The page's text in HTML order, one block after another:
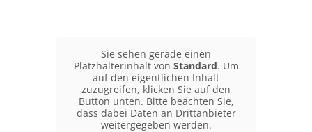
Sie sehen gerade einen
Platzhalterinhalt von Standard. Um
auf den eigentlichen Inhalt
zuzugreifen, klicken Sie auf den
Button unten. Bitte beachten Sie,
dass dabei Daten an Drittanbieter
weitergegeben werden.